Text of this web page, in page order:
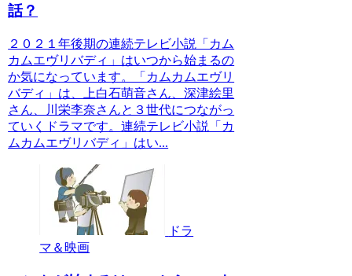
話？
２０２１年後期の連続テレビ小説「カム
カムエヴリバディ」はいつから始まるの
か気になっています。「カムカムエヴリ
バディ」は、上白石萌音さん、深津絵里
さん、川栄李奈さんと３世代につながっ
ていくドラマです。連続テレビ小説「カ
ムカムエヴリバディ」はい...
ドラ
マ＆映画